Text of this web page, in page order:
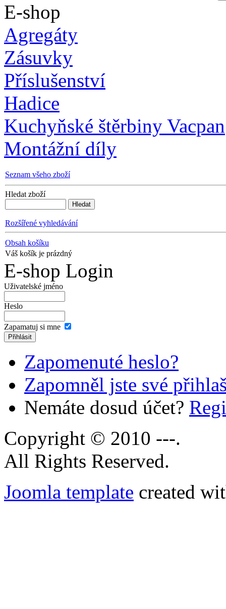
E-shop
Agregáty
Zásuvky
Příslušenství
Hadice
Kuchyňské štěrbiny Vacpan
Montážní díly
Seznam všeho zboží
Hledat zboží
Rozšířené vyhledávání
Obsah košíku
Váš košík je prázdný
E-shop Login
Uživatelské jméno
Heslo
Zapamatuj si mne
Zapomenuté heslo?
Zapomněl jste své
Nemáte dosud účet?
Copyright © 2010 ---.
All Rights Reserved.
Joomla template created